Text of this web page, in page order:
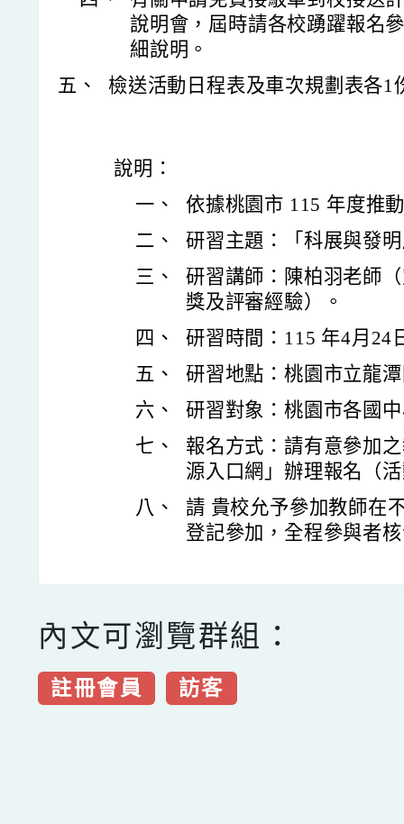
說明會，屆時請各校踴躍報名
細說明。
五、
檢送活動日程表及車次規劃表各1
說明：
一、
依據桃園市 115 年度推
二、
研習主題：「科展與發
三、
研習講師：陳柏羽老師
獎及評審經驗）。
四、
研習時間：115 年4月24
五、
研習地點：桃園市立龍
六、
研習對象：桃園市各國
七、
報名方式：請有意參加
源入口網」辦理報名（
八、
請 貴校允予參加教師在
登記參加，全程參與者
內文可瀏覽群組：
註冊會員 訪客